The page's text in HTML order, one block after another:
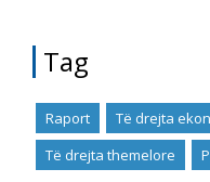
Tag
Raport Të drejta
Të drejta themelore